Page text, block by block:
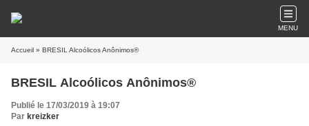
MENU
Accueil » BRESIL Alcoólicos Anônimos®
BRESIL Alcoólicos Anônimos®
Publié le 17/03/2019 à 19:07
Par kreizker